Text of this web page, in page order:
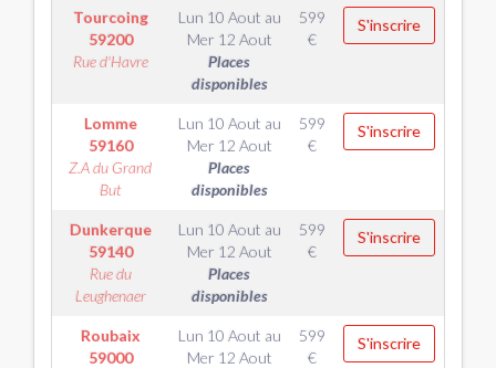
Tourcoing
59200
Rue d'Havre
Lun 10 Aout au
Mer 12 Aout
Places
disponibles
599
€
S'inscrire
Lomme
59160
Z.A du Grand
But
Lun 10 Aout au
Mer 12 Aout
Places
disponibles
599
€
S'inscrire
Dunkerque
59140
Rue du
Leughenaer
Lun 10 Aout au
Mer 12 Aout
Places
disponibles
599
€
S'inscrire
Roubaix
59000
Lun 10 Aout au
Mer 12 Aout
599
€
S'inscrire